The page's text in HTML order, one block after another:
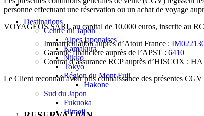
Destinations
Centre du Japon
Alpes japonaises
Kamakura
Nikko
Tokyo
Région du Mont Fuji
Hakone
Sud du Japon
Fukuoka
Himeji
personne effectuant une réservation ou un achat de voyage
VOYAGEOS SARL au capital de 10.000 euros, inscrite au
Immatriculation auprès d’Atout France :
Garantie financière auprès de l’APST : 6410
Contrat d’assurance RCP auprès d’HISCOX :
Le Client reconnaît avoir pris connaissance des présentes